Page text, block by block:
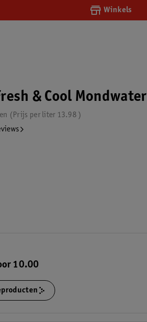
Winkels
& Cool Mondwater
13.98
Prijs per liter
10.00